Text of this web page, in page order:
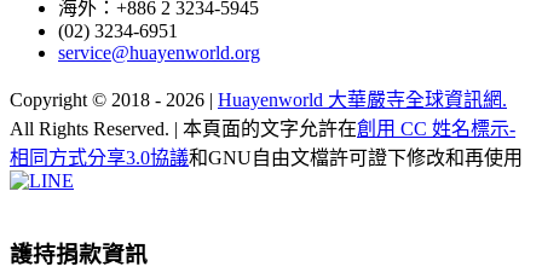
海外：+886 2 3234-5945
(02) 3234-6951
service@huayenworld.org
Copyright © 2018 - 2026 | Huayenworld 大華嚴寺全球資訊網.
All Rights Reserved. | 本頁面的文字允許在創用 CC 姓名標示-
相同方式分享3.0協議和GNU自由文檔許可證下修改和再使用
Facebook
X
WeChat
YouTube
LINE
Bar
Area
護持捐款資訊